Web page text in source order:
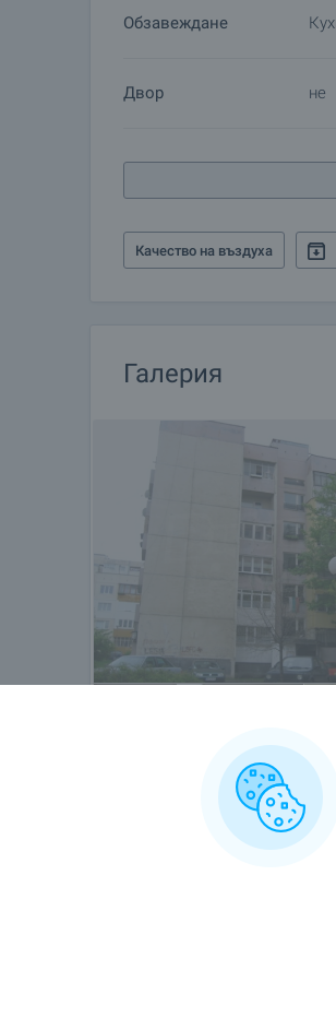
Обзавеждане
Двор не
Качество на въздуха
Галерия